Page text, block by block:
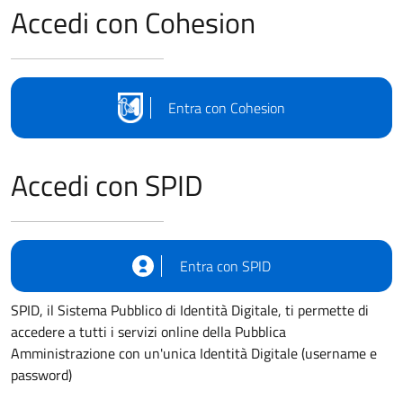
Accedi con Cohesion
Entra con Cohesion
Accedi con SPID
Entra con SPID
SPID, il Sistema Pubblico di Identità Digitale, ti permette di
accedere a tutti i servizi online della Pubblica
Amministrazione con un'unica Identità Digitale (username e
password)